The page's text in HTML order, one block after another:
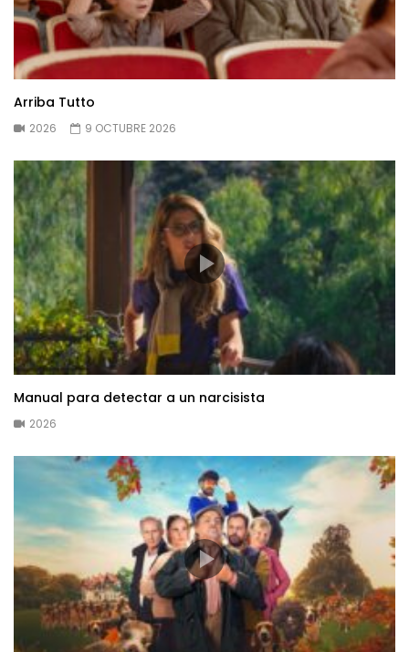
Arriba Tutto
2026 9 OCTUBRE 2026
Manual para detectar a un narcisista
2026